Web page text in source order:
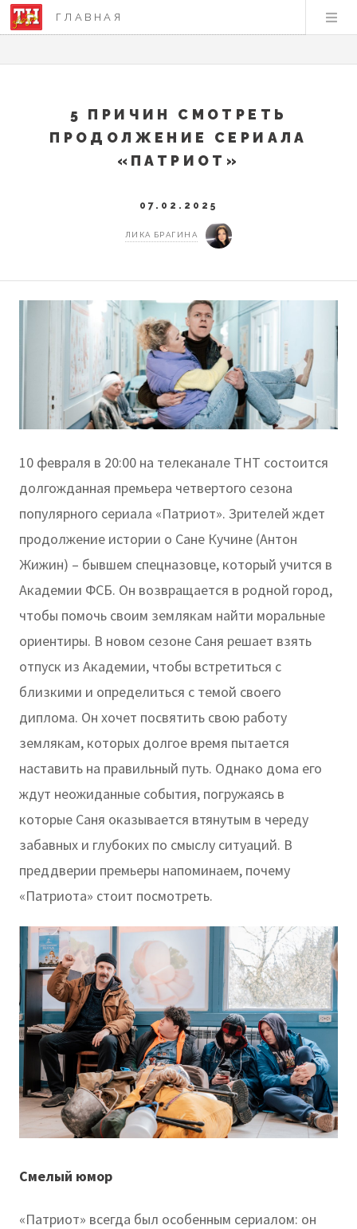
ГЛАВНАЯ
5 ПРИЧИН СМОТРЕТЬ
ПРОДОЛЖЕНИЕ СЕРИАЛА
«ПАТРИОТ»
07.02.2025
ЛИКА БРАГИНА
10 февраля в 20:00 на телеканале ТНТ состоится
долгожданная премьера четвертого сезона
популярного сериала «Патриот». Зрителей ждет
продолжение истории о Сане Кучине (Антон
Жижин) – бывшем спецназовце, который учится в
Академии ФСБ. Он возвращается в родной город,
чтобы помочь своим землякам найти моральные
ориентиры. В новом сезоне Саня решает взять
отпуск из Академии, чтобы встретиться с
близкими и определиться с темой своего
диплома. Он хочет посвятить свою работу
землякам, которых долгое время пытается
наставить на правильный путь. Однако дома его
ждут неожиданные события, погружаясь в
которые Саня оказывается втянутым в череду
забавных и глубоких по смыслу ситуаций. В
преддверии премьеры напоминаем, почему
«Патриота» стоит посмотреть.
Смелый юмор
«Патриот» всегда был особенным сериалом: он